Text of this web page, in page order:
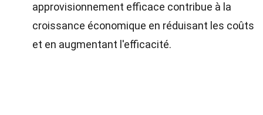
approvisionnement efficace contribue à la
croissance économique en réduisant les coûts
et en augmentant l'efficacité.